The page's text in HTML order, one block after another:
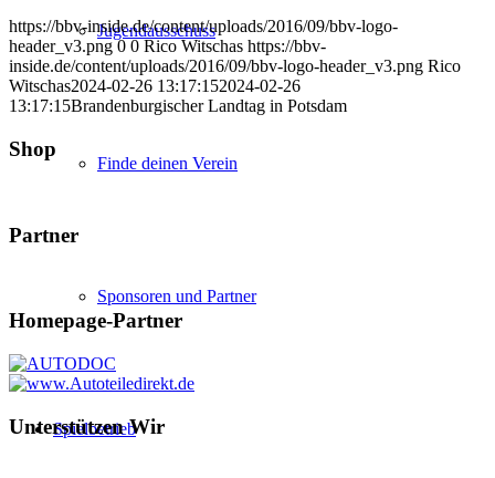
Jugendausschuss
Finde deinen Verein
Sponsoren und Partner
Spielbetrieb
https://bbv-inside.de/content/uploads/2016/09/bbv-logo-
header_v3.png 0 0 Rico Witschas https://bbv-
inside.de/content/uploads/2016/09/bbv-logo-header_v3.png Rico
Witschas2024-02-26 13:17:152024-02-26
13:17:15Brandenburgischer Landtag in Potsdam
Shop
Partner
Homepage-Partner
Unterstützen Wir